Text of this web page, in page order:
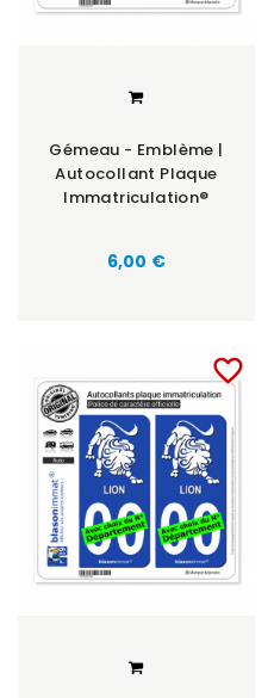
Gémeau - Emblème |
Autocollant Plaque
Immatriculation®
6,00 €
favorite_border